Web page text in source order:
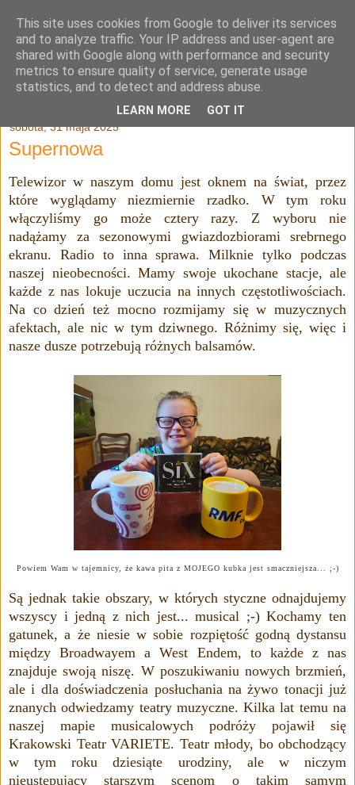
Julia Adamowska
sobota, 31 maja 2025
Supernowa
Telewizor w naszym domu jest oknem na świat, przez
które wyglądamy niezmiernie rzadko. W tym roku
włączyliśmy go może cztery razy. Z wyboru nie
nadążamy za sezonowymi gwiazdozbiorami srebrnego
ekranu. Radio to inna sprawa. Milknie tylko podczas
naszej nieobecności. Mamy swoje ukochane stacje, ale
każde z nas lokuje uczucia na innych częstotliwościach.
Na co dzień też mocno rozmijamy się w muzycznych
afektach, ale nic w tym dziwnego. Różnimy się, więc i
nasze dusze potrzebują różnych balsamów.
Powiem Wam w tajemnicy, że kawa pita z MOJEGO kubka jest smaczniejsza... ;-)
Są jednak takie obszary, w których styczne odnajdujemy
wszyscy i jedną z nich jest... musical ;-) Kochamy ten
gatunek, a że niesie w sobie rozpiętość godną dystansu
międzyBroadwayem a West Endem, to każde z nas
znajduje swoją niszę. W poszukiwaniu nowych brzmień,
ale i dla doświadczenia posłuchania na żywo tonacji już
znanych odwiedzamy teatry muzyczne. Kilka lat temu na
naszej mapie musicalowych podróży pojawił się
Krakowski Teatr VARIETE. Teatr młody, bo obchodzący
w tym roku dziesiąte urodziny, ale w niczym
nieustępujący starszym scenom o takim samym
This site uses cookies from Google to deliver its services
and to analyze traffic. Your IP address and user-agent are
shared with Google along with performance and security
metrics to ensure quality of service, generate usage
statistics, and to detect and address abuse.
LEARN MORE GOT IT